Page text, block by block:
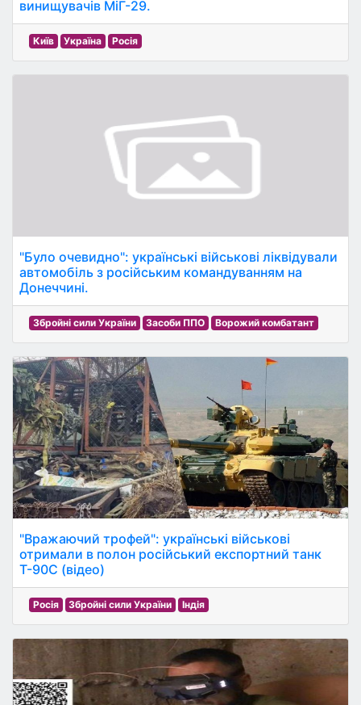
винищувачів МіГ-29.
Київ Україна Росія
"Було очевидно": українські військові ліквідували
автомобіль з російським командуванням на
Донеччині.
Збройні сили України Засоби ППО Ворожий комбатант
"Вражаючий трофей": українські військові
отримали в полон російський експортний танк
Т-90С (відео)
Росія Збройні сили України Індія